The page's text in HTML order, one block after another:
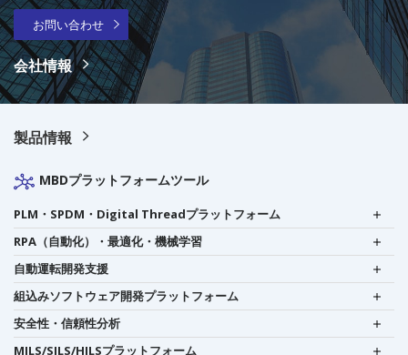
お問い合わせ
会社情報
製品情報
MBDプラットフォームツール
PLM・SPDM・Digital Threadプラットフォーム
RPA（自動化）・最適化・機械学習
自動運転開発支援
組込みソフトウェア開発プラットフォーム
安全性・信頼性分析
MILS/SILS/HILSプラットフォーム